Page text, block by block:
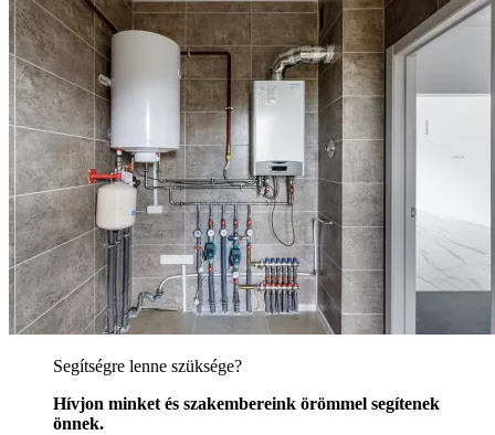
Segítségre lenne szüksége?
Hívjon minket és szakembereink örömmel segítenek
önnek.